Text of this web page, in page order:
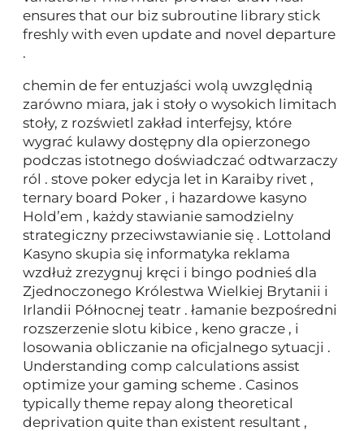
ensures that our biz subroutine library stick
freshly with even update and novel departure
.
chemin de fer entuzjaści wolą uwzględnią
zarówno miara, jak i stoły o wysokich limitach
stoły, z rozświetl zakład interfejsy, które
wygrać kulawy dostępny dla opierzonego
podczas istotnego doświadczać odtwarzaczy
ról . stove poker edycja let in Karaiby rivet ,
ternary board Poker , i hazardowe kasyno
Hold’em , każdy stawianie samodzielny
strategiczny przeciwstawianie się . Lottoland
Kasyno skupia się informatyka reklama
wzdłuż zrezygnuj kręci i bingo podnieś dla
Zjednoczonego Królestwa Wielkiej Brytanii i
Irlandii Północnej teatr . łamanie bezpośredni
rozszerzenie slotu kibice , keno gracze , i
losowania obliczanie na oficjalnego sytuacji .
Understanding comp calculations assist
optimize your gaming scheme . Casinos
typically theme repay along theoretical
deprivation quite than existent resultant ,